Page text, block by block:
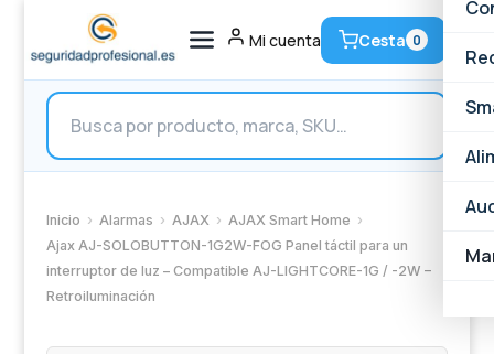
Mi cuenta Cesta 0
Búsqueda
productos
Inicio › Alarmas › AJAX › AJAX Smart Home ›
Ajax AJ-SOLOBUTTON-1G2W-FOG Panel táctil para un
interruptor de luz – Compatible AJ-LIGHTCORE-1G / -2W –
Retroiluminación